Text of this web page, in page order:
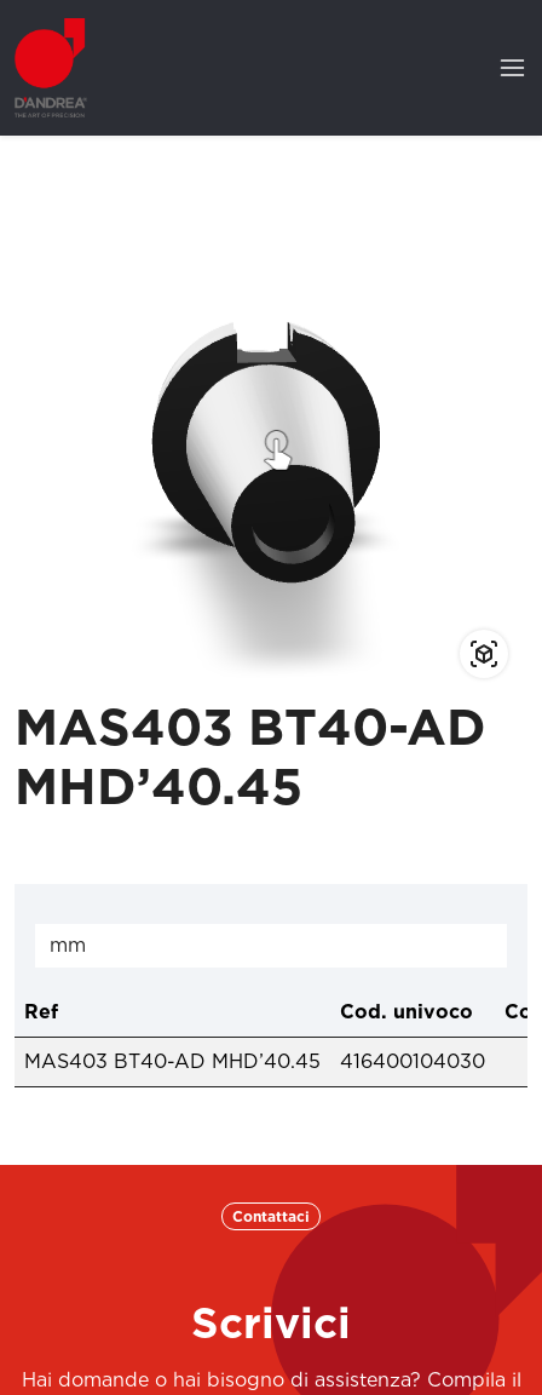
MAS403 BT40-AD
MHD’40.45
Ref Cod. univoco
MAS403 BT40-AD MHD’40.45 416400104030
Contattaci
Scrivici
Hai domande o hai bisogno di assistenza? Compila il